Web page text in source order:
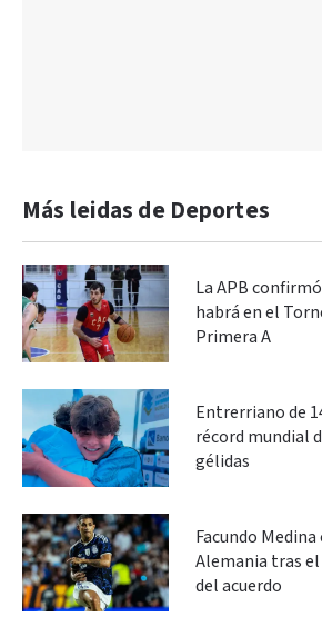
Más leidas de Deportes
La APB
habrá en el
Primera A
Entrerriano de
récord mundial
gélidas
Facundo
Alemania tras
del acuerdo